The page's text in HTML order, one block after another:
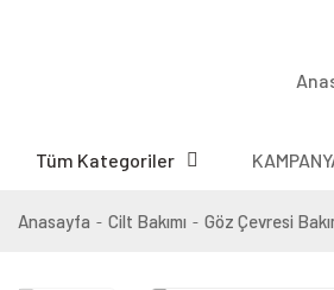
Tüm Kategoriler
Anasayfa Cilt Bakımı Göz Çevresi